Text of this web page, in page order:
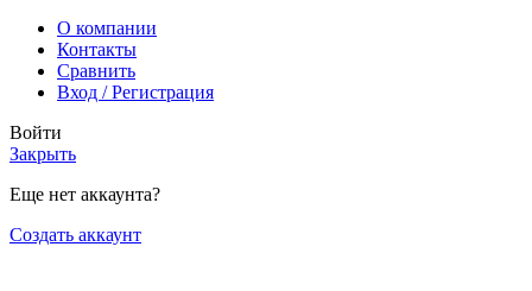
О компании
Контакты
Сравнить
Вход / Регистрация
Войти
Закрыть
Еще нет аккаунта?
Создать аккаунт